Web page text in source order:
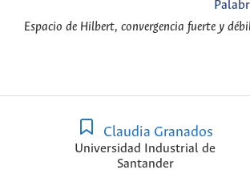
Espacio de Hilbert, convergencia fuerte y
Claudia Granados
Universidad Industrial de
Santander